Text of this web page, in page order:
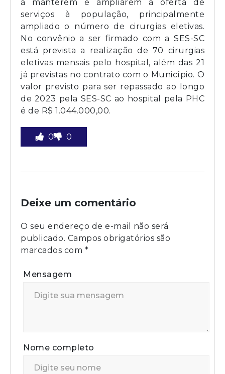
a manterem e ampliarem a oferta de
serviços à população, principalmente
ampliado o número de cirurgias eletivas.
No convênio a ser firmado com a SES-SC
está prevista a realização de 70 cirurgias
eletivas mensais pelo hospital, além das 21
já previstas no contrato com o Município. O
valor previsto para ser repassado ao longo
de 2023 pela SES-SC ao hospital pela PHC
é de R$ 1.044.000,00.
0 0
Deixe um comentário
O seu endereço de e-mail não será
publicado. Campos obrigatórios são
marcados com *
Mensagem
Nome completo